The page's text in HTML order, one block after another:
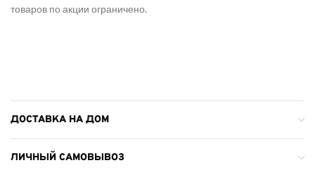
товаров по акции ограничено.
ДОСТАВКА НА ДОМ
ЛИЧНЫЙ САМОВЫВОЗ